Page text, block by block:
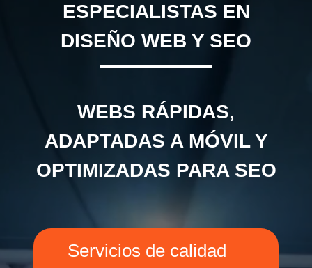
ESPECIALISTAS EN
DISEÑO WEB Y SEO
WEBS RÁPIDAS,
ADAPTADAS A MÓVIL Y
OPTIMIZADAS PARA SEO
Servicios de calidad